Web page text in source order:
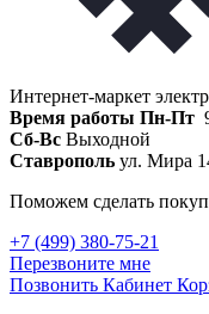
Интернет-маркет
Время работы Пн-Пт
Сб-Вс Выходной
Ставрополь ул. Мира
Поможем сделать
+7 (499) 380-75-21
Перезвоните мне
Позвонить Кабинет